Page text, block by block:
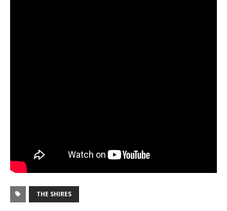
THE SHIRES